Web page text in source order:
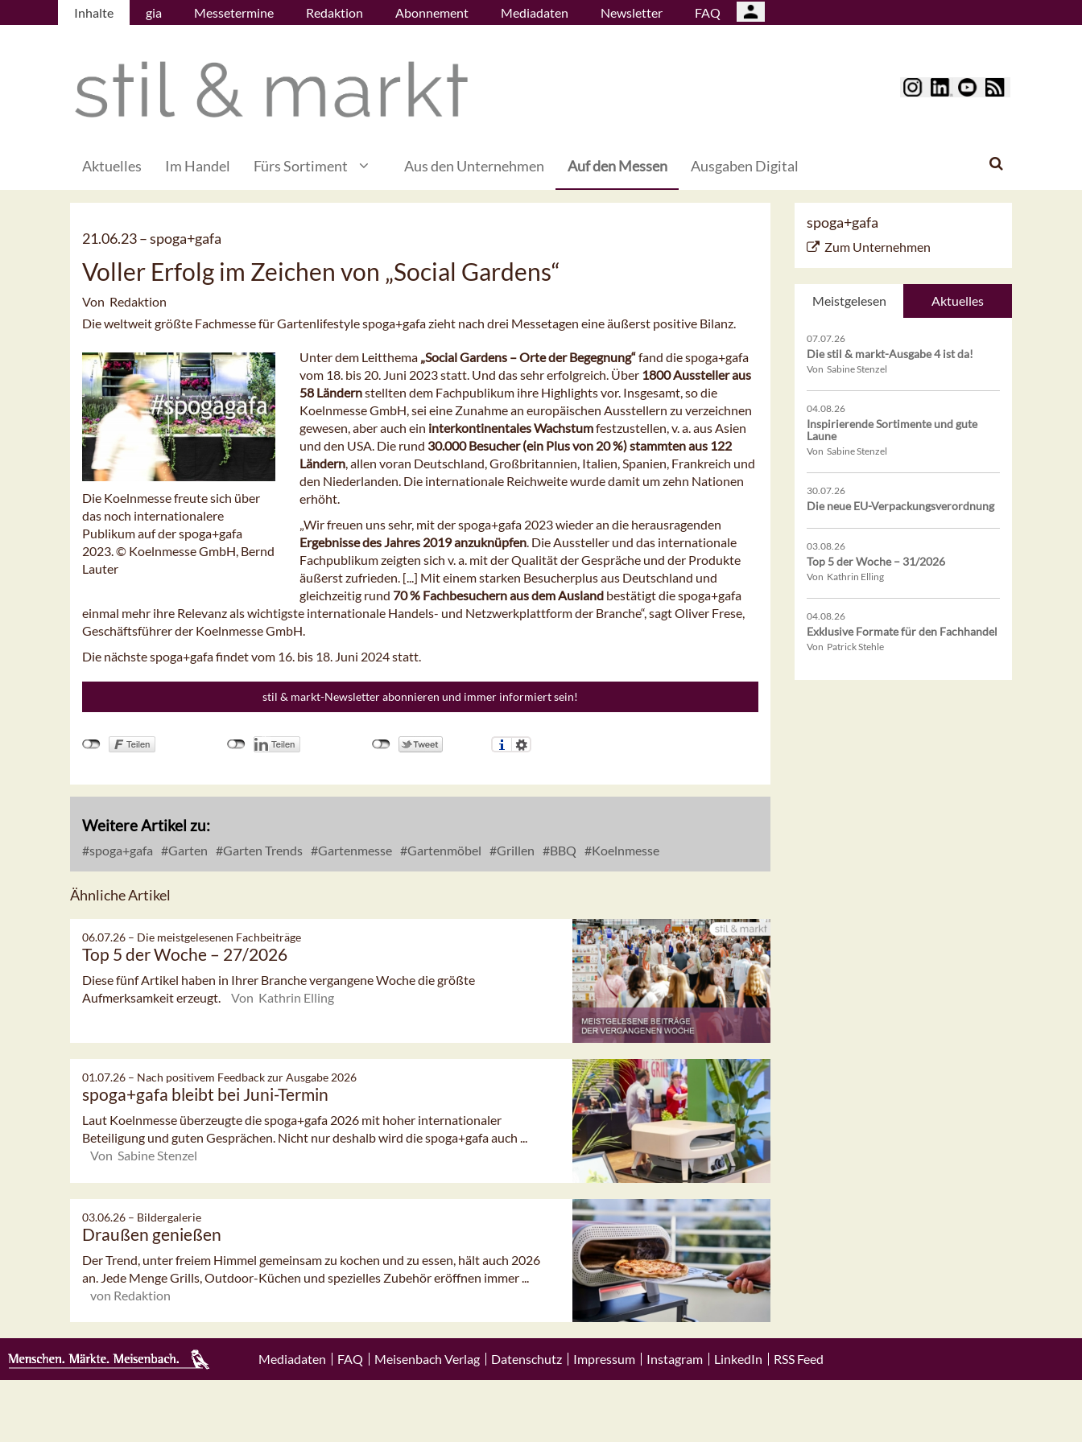
Inhalte gia Messetermine Redaktion Abonnement Mediadaten Newsletter FAQ
Aktuelles Im Handel Fürs Sortiment Aus den Unternehmen Auf den Messen Ausgaben Digital
21.06.23 –spoga+gafa
Voller Erfolg im Zeichen von „Social Gardens“
Von Redaktion
Die weltweit größte Fachmesse für Gartenlifestyle spoga+gafa zieht nach drei Messetagen eine äußerst positive Bilanz.
Die Koelnmesse freute sich über
das noch internationalere
Publikum auf der spoga+gafa
2023. © Koelnmesse GmbH, Bernd
Lauter
Unter dem Leitthema „Social Gardens – Orte der Begegnung“fand die spoga+gafa
vom 18. bis 20. Juni 2023 statt. Und das sehr erfolgreich. Über 1800 Aussteller aus
58 Ländernstellten dem Fachpublikum ihre Highlights vor. Insgesamt, so die
Koelnmesse GmbH, sei eine Zunahme an europäischen Ausstellern zu verzeichnen
gewesen, aber auch ein interkontinentales Wachstumfestzustellen, v. a. aus Asien
und den USA. Die rund 30.000 Besucher (ein Plus von 20 %) stammten aus 122
Ländern, allen voran Deutschland, Großbritannien, Italien, Spanien, Frankreich und
den Niederlanden. Die internationale Reichweite wurde damit um zehn Nationen
erhöht.
„Wir freuen uns sehr, mit der spoga+gafa 2023 wieder an die herausragenden
Ergebnisse des Jahres 2019 anzuknüpfen. Die Aussteller und das internationale
Fachpublikum zeigten sich v. a. mit der Qualität der Gespräche und der Produkte
äußerst zufrieden. [...] Mit einem starken Besucherplus aus Deutschland und
gleichzeitig rund 70 % Fachbesuchern aus dem Ausland bestätigt die spoga+gafa
einmal mehr ihre Relevanz als wichtigste internationale Handels- und Netzwerkplattform der Branche“, sagt Oliver Frese,
Geschäftsführer der Koelnmesse GmbH.
Die nächste spoga+gafa findet vom 16. bis 18. Juni 2024 statt.
stil & markt-Newsletter abonnieren und immer informiert sein!
Weitere Artikel zu:
spoga+gafa Garten Garten Trends Gartenmesse Gartenmöbel Grillen BBQ Koelnmesse
Ähnliche Artikel
06.07.26 – Die meistgelesenen Fachbeiträge
Top 5 der Woche – 27/2026
Diese fünf Artikel haben in Ihrer Branche vergangene Woche die größte
Aufmerksamkeit erzeugt.
Von Kathrin Elling
01.07.26 – Nach positivem Feedback zur Ausgabe 2026
spoga+gafa bleibt bei Juni-Termin
Laut Koelnmesse überzeugte die spoga+gafa 2026 mit hoher internationaler
Beteiligung und guten Gesprächen. Nicht nur deshalb wird die spoga+gafa auch ...
Von Sabine Stenzel
03.06.26 – Bildergalerie
Draußen genießen
Der Trend, unter freiem Himmel gemeinsam zu kochen und zu essen, hält auch 2026
an. Jede Menge Grills, Outdoor-Küchen und spezielles Zubehör eröffnen immer ...
von Redaktion
spoga+gafa
Zum Unternehmen
Meistgelesen Aktuelles
07.07.26
Die stil & markt-Ausgabe 4 ist da!
Von Sabine Stenzel
04.08.26
Inspirierende Sortimente und gute
Laune
Von Sabine Stenzel
30.07.26
Die neue EU-Verpackungsverordnung
03.08.26
Top 5 der Woche – 31/2026
Von Kathrin Elling
04.08.26
Exklusive Formate für den Fachhandel
Von Patrick Stehle
Mediadaten FAQ Meisenbach Verlag Datenschutz Impressum Instagram LinkedIn RSS Feed